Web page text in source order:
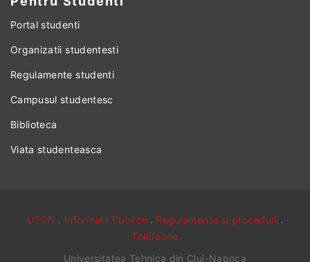
Portal studenti
Organizatii studentesti
Regulamente studenti
Campusul studentesc
Biblioteca
Viata studenteasca
UTCN . Informatii Publice . Regulamente si proceduri .
Telefoane
Universitatea Tehnica din Cluj-Napoca